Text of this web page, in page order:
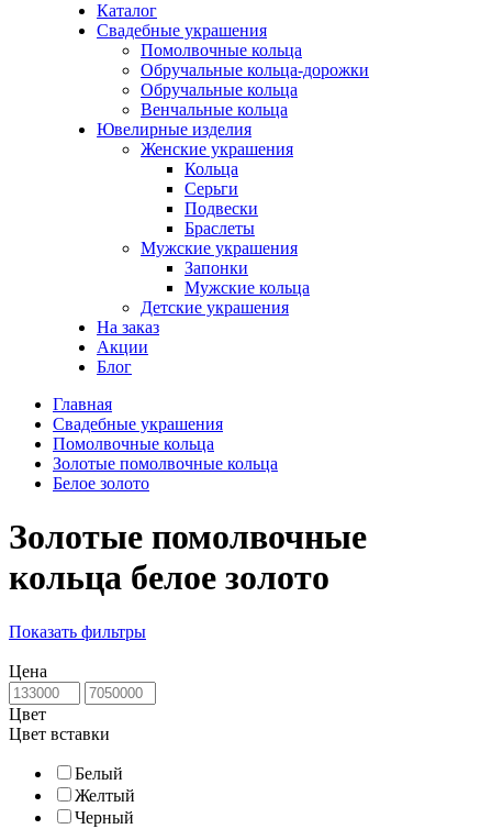
Каталог
Свадебные украшения
Помолвочные кольца
Обручальные кольца-дорожки
Обручальные кольца
Венчальные кольца
Ювелирные изделия
Женские украшения
Кольца
Серьги
Подвески
Браслеты
Мужские украшения
Запонки
Мужские кольца
Детские украшения
На заказ
Акции
Блог
Главная
Свадебные украшения
Помолвочные кольца
Золотые помолвочные кольца
Белое золото
Золотые помолвочные
кольца белое золото
Показать фильтры
Цена
Цвет
Цвет вставки
Белый
Желтый
Черный